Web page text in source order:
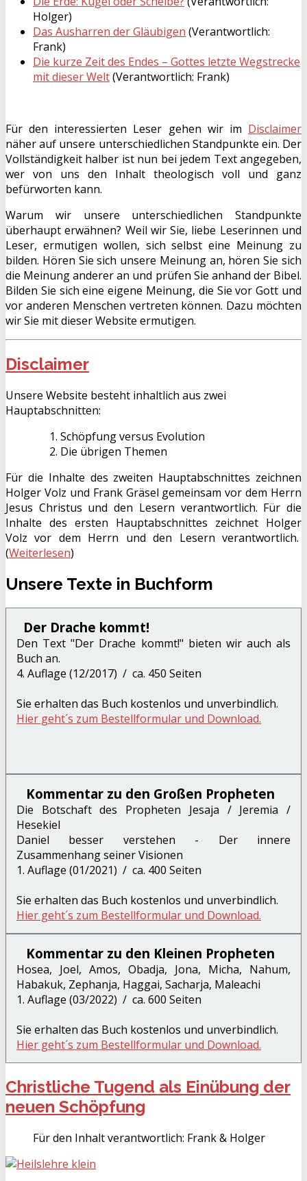
Holger)
Das Ausharren der Gläubigen (Verantwortlich:
Frank)
Die kurze Zeit des Endes – Gottes letzte Wegstrecke
mit dieser Welt(Verantwortlich: Frank)
Für den interessierten Leser gehen wir im Disclaimer
näher auf unsere unterschiedlichen Standpunkte ein. Der
Vollständigkeit halber ist nun bei jedem Text angegeben,
wer von uns den Inhalt theologisch voll und ganz
befürworten kann.
Warum wir unsere unterschiedlichen Standpunkte
überhaupt erwähnen? Weil wir Sie, liebe Leserinnen und
Leser, ermutigen wollen, sich selbst eine Meinung zu
bilden. Hören Sie sich unsere Meinung an, hören Sie sich
die Meinung anderer an und prüfen Sie anhand der Bibel.
Bilden Sie sich eine eigene Meinung, die Sie vor Gott und
vor anderen Menschen vertreten können. Dazu möchten
wir Sie mit dieser Website ermutigen.
Disclaimer
Unsere Website besteht inhaltlich aus zwei
Hauptabschnitten:
Schöpfung versus Evolution
Die übrigen Themen
Für die Inhalte des zweiten Hauptabschnittes zeichnen
Holger Volz und Frank Gräsel gemeinsam vor dem Herrn
Jesus Christus und den Lesern verantwortlich. Für die
Inhalte des ersten Hauptabschnittes zeichnet Holger
Volz vor dem Herrn und den Lesern verantwortlich.
(Weiterlesen)
Unsere Texte in Buchform
Der Drache kommt!
Den Text "Der Drache kommt!" bieten wir auch als
Buch an.
4. Auflage (12/2017) / ca. 450 Seiten
Sie erhalten das Buch kostenlos und unverbindlich.
Hier geht´s zum Bestellformular und Download.
Kommentar zu den Großen Propheten
Die Botschaft des Propheten Jesaja / Jeremia /
Hesekiel
Daniel besser verstehen - Der innere
Zusammenhang seiner Visionen
1. Auflage (01/2021) / ca. 400 Seiten
Sie erhalten das Buch kostenlos und unverbindlich.
Hier geht´s zum Bestellformular und Download.
Kommentar zu den Kleinen Propheten
Hosea, Joel, Amos, Obadja, Jona, Micha, Nahum,
Habakuk, Zephanja, Haggai, Sacharja, Maleachi
1. Auflage (03/2022) / ca. 600 Seiten
Sie erhalten das Buch kostenlos und unverbindlich.
Hier geht´s zum Bestellformular und Download.
Christliche Tugend als Einübung der
neuen Schöpfung
Für den Inhalt verantwortlich: Frank & Holger